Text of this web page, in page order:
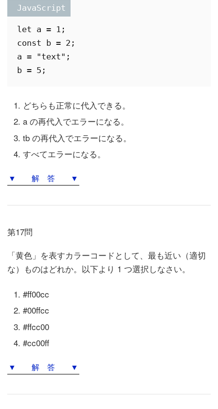
JavaScript
let a = 1;
const b = 2;
a = "text";
どちらも正常に代入できる。
a の再代入でエラーになる。
tb の再代入でエラーになる。
すべてエラーになる。
▼ 解 答 ▼
第17問
「黄色」を表すカラーコードとして、最も近い（適切
な）ものはどれか。以下より 1 つ選択しなさい。
#ff00cc
#00ffcc
#ffcc00
#cc00ff
▼ 解 答 ▼